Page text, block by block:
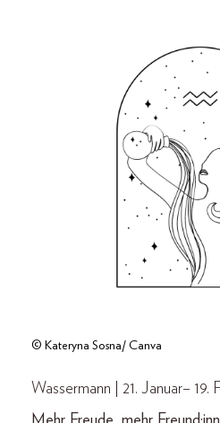
© Kateryna Sosna/ Canva
Wassermann | 21. Januar– 19.